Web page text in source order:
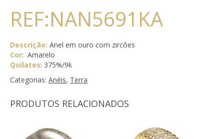
REF:NAN5691KA
Descrição: Anel em ouro com zircões
Cor: Amarelo
Quilates: 375%/9k
Categorias: Anéis, Terra
PRODUTOS RELACIONADOS